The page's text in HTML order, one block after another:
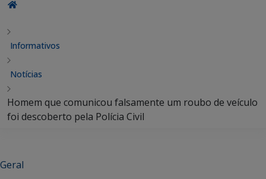
Informativos
Notícias
Homem que comunicou falsamente um roubo de veículo
foi descoberto pela Polícia Civil
Geral